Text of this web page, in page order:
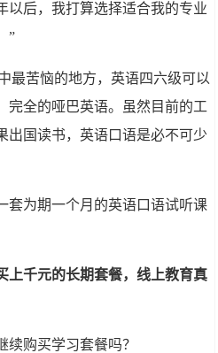
以后，我打算选择适合我的专业
”
最苦恼的地方，英语四六级可以
完全的哑巴英语。虽然目前的工
出国读书，英语口语是必不可少
套为期一个月的英语口语试听课
上千元的长期套餐，线上教育真
购买学习套餐吗？